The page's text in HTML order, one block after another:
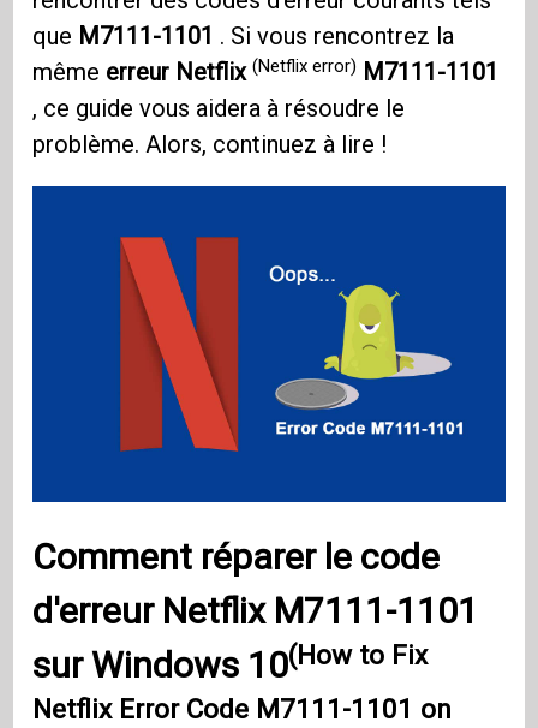
que M7111-1101 . Si vous rencontrez la
même erreur Netflix(Netflix error) M7111-1101
, ce guide vous aidera à résoudre le
problème. Alors, continuez à lire !
Comment réparer le code
d'erreur Netflix M7111-1101
sur Windows 10(How to Fix
Netflix Error Code M7111-1101 on